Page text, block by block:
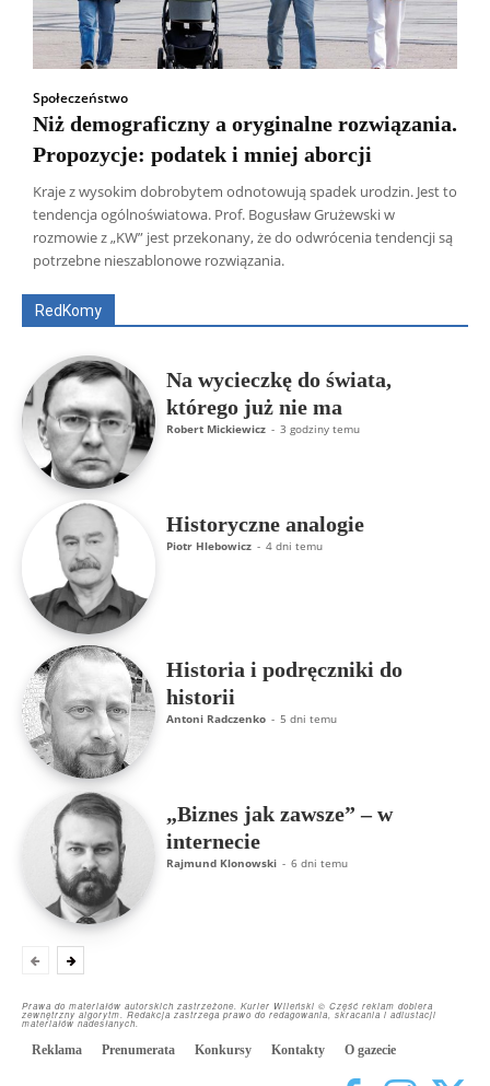
Społeczeństwo
Niż demograficzny a oryginalne rozwiązania.
Propozycje: podatek i mniej aborcji
Kraje z wysokim dobrobytem odnotowują spadek urodzin. Jest to
tendencja ogólnoświatowa. Prof. Bogusław Grużewski w
rozmowie z „KW” jest przekonany, że do odwrócenia tendencji są
potrzebne nieszablonowe rozwiązania.
RedKomy
Wszyscy Aleksander Borowik
Antoni Radczenko
Artur Płokszto
Grzegorz Górny
ks. Jarosław Wąsowicz SDB
Na wycieczkę do świata,
którego już nie ma
Robert Mickiewicz - 3 godziny temu
Historyczne analogie
Piotr Hlebowicz - 4 dni temu
Historia i podręczniki do
historii
Antoni Radczenko - 5 dni temu
„Biznes jak zawsze” – w
internecie
Rajmund Klonowski - 6 dni temu
Prawa do materiałów autorskich zastrzeżone. Kurier Wileński © Część reklam dobiera
zewnętrzny algorytm. Redakcja zastrzega prawo do redagowania, skracania i adiustacji
materiałów nadesłanych.
Reklama Prenumerata Konkursy Kontakty O gazecie